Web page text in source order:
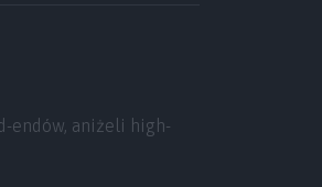
endów, aniżeli high-